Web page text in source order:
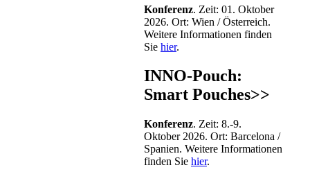
Konferenz. Zeit: 01. Oktober
2026. Ort: Wien / Österreich.
Weitere Informationen finden
Sie hier.
INNO-Pouch:
Smart Pouches>>
Konferenz. Zeit: 8.-9.
Oktober 2026. Ort: Barcelona /
Spanien. Weitere Informationen
finden Sie hier.